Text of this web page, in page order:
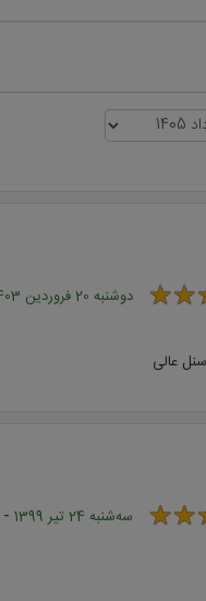
★★
★★ دوشنبه 20 فروردین 1403
عالی
★★
★★ ﺳﻪشنبه 24 تیر 1399 -